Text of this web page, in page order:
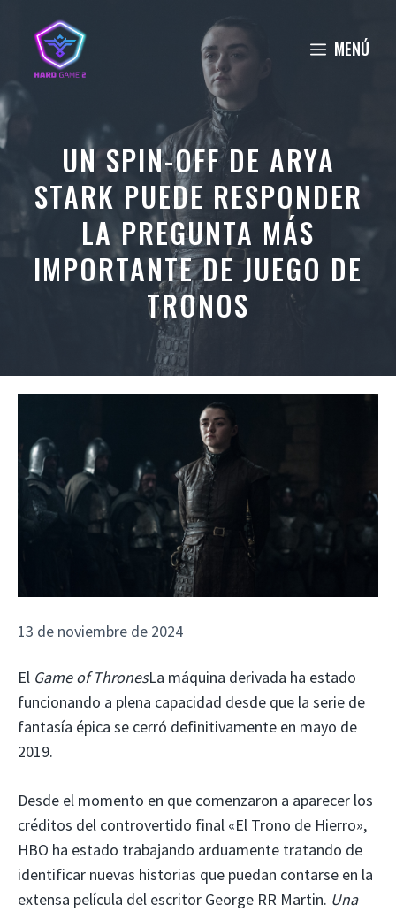
contenido
MENÚ
UN SPIN-OFF DE ARYA
STARK PUEDE RESPONDER
LA PREGUNTA MÁS
IMPORTANTE DE JUEGO DE
TRONOS
13 de noviembre de 2024
El Game of ThronesLa máquina derivada ha estado
funcionando a plena capacidad desde que la serie de
fantasía épica se cerró definitivamente en mayo de
2019.
Desde el momento en que comenzaron a aparecer los
créditos del controvertido final «El Trono de Hierro»,
HBO ha estado trabajando arduamente tratando de
identificar nuevas historias que puedan contarse en la
extensa película del escritor George RR Martin. Una